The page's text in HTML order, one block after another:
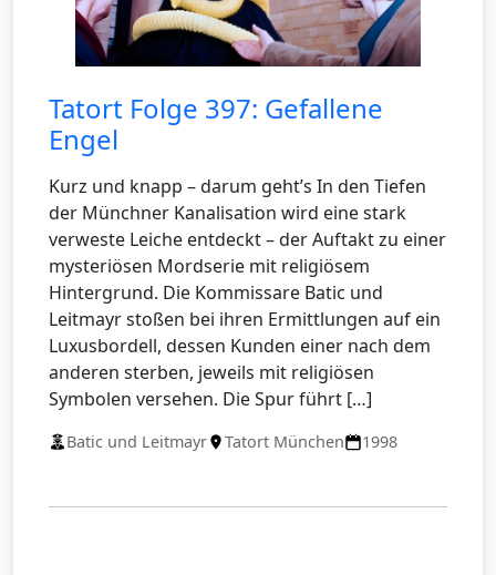
Tatort Folge 397: Gefallene
Engel
Kurz und knapp – darum geht’s In den Tiefen
der Münchner Kanalisation wird eine stark
verweste Leiche entdeckt – der Auftakt zu einer
mysteriösen Mordserie mit religiösem
Hintergrund. Die Kommissare Batic und
Leitmayr stoßen bei ihren Ermittlungen auf ein
Luxusbordell, dessen Kunden einer nach dem
anderen sterben, jeweils mit religiösen
Symbolen versehen. Die Spur führt […]
Batic und Leitmayr Tatort München 1998